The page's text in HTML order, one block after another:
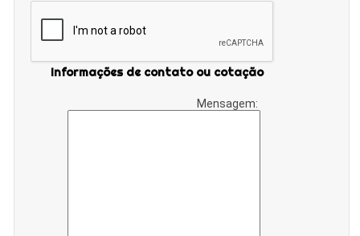
Informações de contato ou cotação
Mensagem: